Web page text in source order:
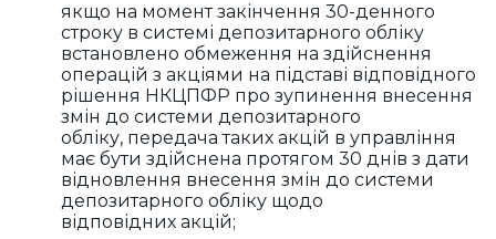
якщо на момент закінчення 30-денного
строку в системі депозитарного обліку
встановлено обмеження на здійснення
операцій з акціями на підставі відповідного
рішення НКЦПФР про зупинення внесення
змін до системи депозитарного
обліку, передача таких акцій в управління
має бути здійснена протягом 30 днів з дати
відновлення внесення змін до системи
депозитарного обліку щодо
відповідних акцій;